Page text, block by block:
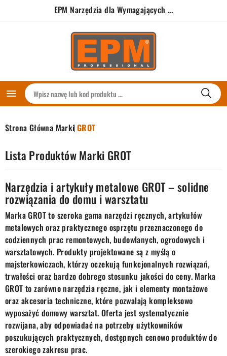
EPM Narzędzia dla Wymagających ...

Strona Główna MarkiGROT
Lista Produktów Marki GROT
Narzędzia i artykuły metalowe GROT – solidne
rozwiązania do domu i warsztatu
Marka GROT to szeroka gama narzędzi ręcznych, artykułów
metalowych oraz praktycznego osprzętu przeznaczonego do
codziennych prac remontowych, budowlanych, ogrodowych i
warsztatowych. Produkty projektowane są z myślą o
majsterkowiczach, którzy oczekują funkcjonalnych rozwiązań,
trwałości oraz bardzo dobrego stosunku jakości do ceny. Marka
GROT to zarówno narzędzia ręczne, jak i elementy montażowe
oraz akcesoria techniczne, które pozwalają kompleksowo
wyposażyć domowy warsztat. Oferta jest systematycznie
rozwijana, aby odpowiadać na potrzeby użytkowników
poszukujących praktycznych, dostępnych cenowo produktów do
szerokiego zakresu prac.